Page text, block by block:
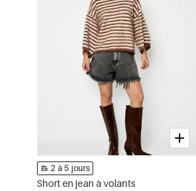
2 à 5 jours
Short en jean à volants